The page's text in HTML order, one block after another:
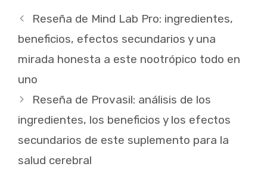
Reseña de Mind Lab Pro: ingredientes,
beneficios, efectos secundarios y una
mirada honesta a este nootrópico todo en
uno
Reseña de Provasil: análisis de los
ingredientes, los beneficios y los efectos
secundarios de este suplemento para la
salud cerebral